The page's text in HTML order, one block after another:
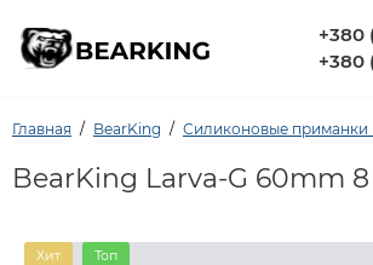
+380
+380
Главная BearKing Силиконовые приманки
BearKing Larva-G 60mm 8
Хит Топ